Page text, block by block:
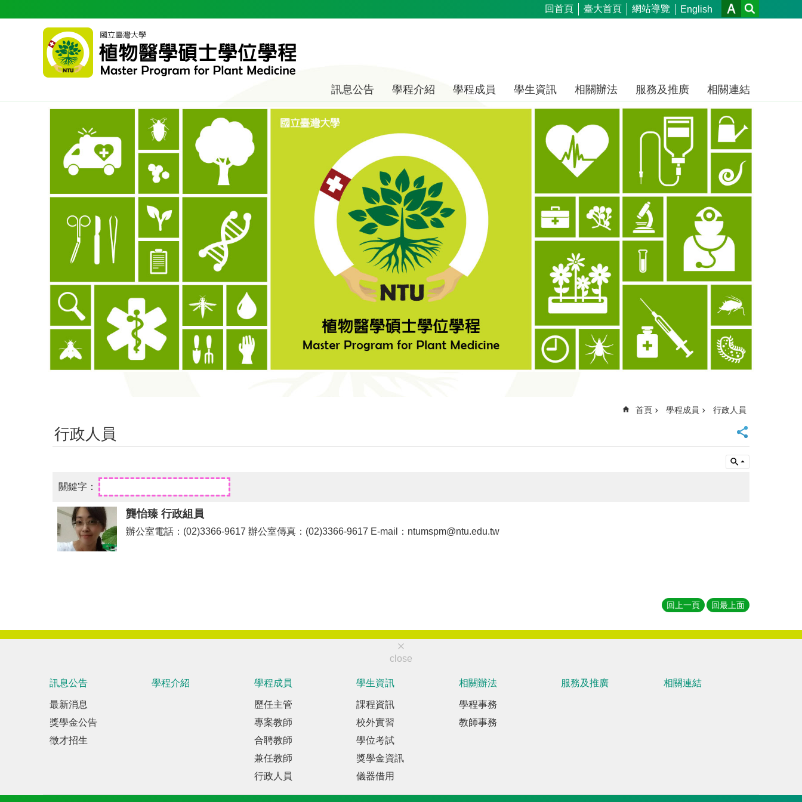
回首頁 臺大首頁 網站導覽 English
訊息公告 學程介紹 學程成員 學生資訊 相關辦法 服務及推廣 相關連結
首頁 學程成員 行政人員
行政人員
龔怡臻 行政組員
辦公室電話：(02)3366-9617 辦公室傳真：(02)3366-9617 E-mail：ntumspm@ntu.edu.tw
回上一頁 回最上面
close
訊息公告
最新消息
獎學金公告
徵才招生
學程介紹 學程成員
歷任主管
專案教師
合聘教師
兼任教師
行政人員
學生資訊
課程資訊
校外實習
學位考試
獎學金資訊
儀器借用
相關辦法
學程事務
教師事務
服務及推廣 相關連結